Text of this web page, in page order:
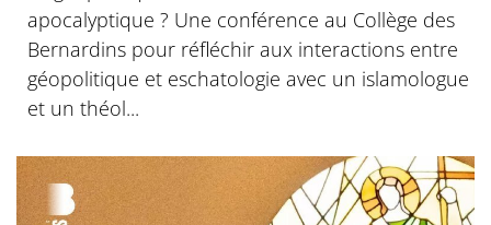
apocalyptique ? Une conférence au Collège des
Bernardins pour réfléchir aux interactions entre
géopolitique et eschatologie avec un islamologue
et un théol...